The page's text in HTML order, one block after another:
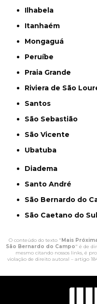
Ilhabela
Itanhaém
Mongaguá
Peruíbe
Praia Grande
Riviera de São
Santos
São Sebastião
São Vicente
Ubatuba
Diadema
Santo André
São Bernardo do
São Caetano do Sul
O conteúdo do texto " Mais
São Bernardo do Campo" é de
mesmo citando nossos links, é
violação de direito autoral – artigo